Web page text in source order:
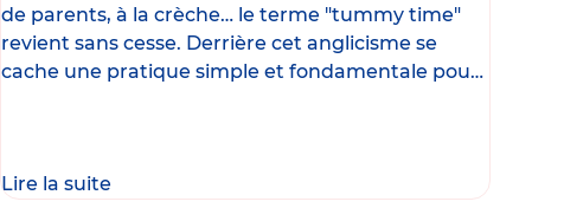
de parents, à la crèche… le terme "tummy time"
revient sans cesse. Derrière cet anglicisme se
cache une pratique simple et fondamentale pour
Lire la suite